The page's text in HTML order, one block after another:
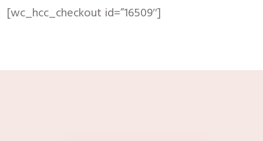
[wc_hcc_checkout id=”16509″]